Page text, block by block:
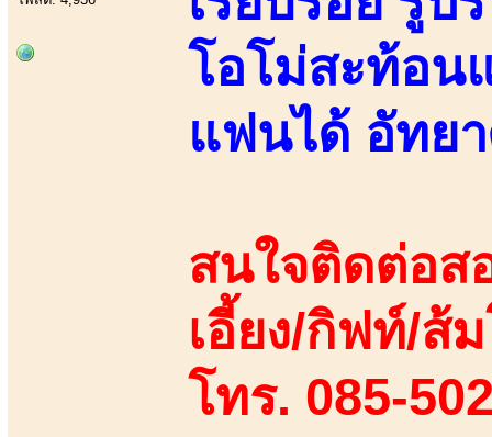
โอโม่สะท้อน
แฟนได้ อัทย
สนใจติดต่อส
เอี้ยง/กิฟท์/ส้
โทร. 085-